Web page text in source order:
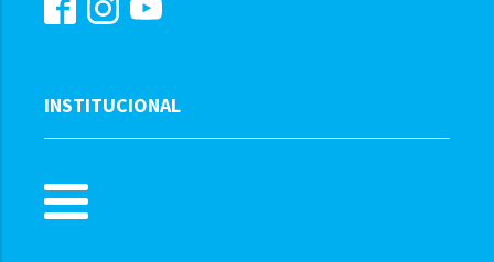
INSTITUCIONAL